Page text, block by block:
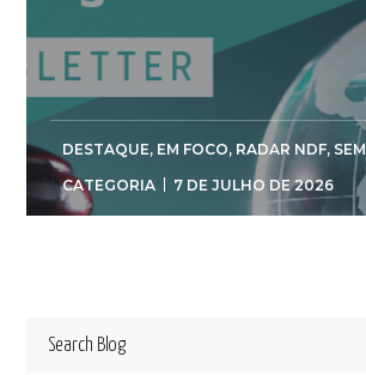
DESTAQUE, EM FOCO, RADAR NDF, SEM
CATEGORIA
7 DE JULHO DE 2026